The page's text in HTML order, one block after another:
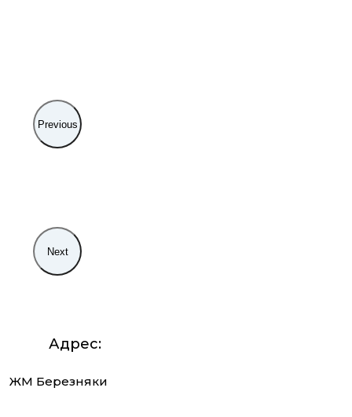
Previous
Next
Адрес:
ЖМ Березняки